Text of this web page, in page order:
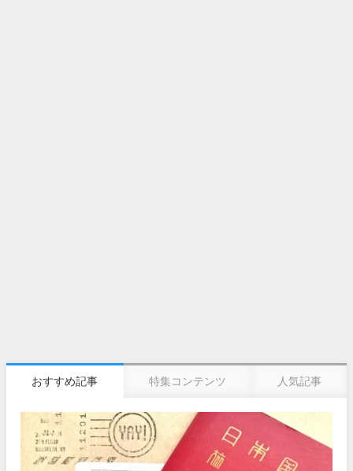
おすすめ記事 特集コンテンツ 人気記事